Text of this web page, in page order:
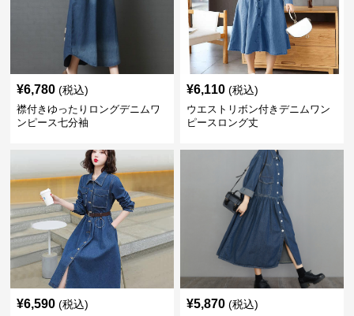
¥6,780 (税込)
襟付きゆったりロングデニムワ
ンピース七分袖
¥6,110 (税込)
ウエストリボン付きデニムワン
ピースロング丈
¥6,590 (税込) ¥5,870 (税込)